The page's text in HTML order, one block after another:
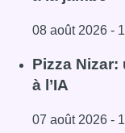
08 août 2026 -
Lire l'article
Pizza
à l’IA
07 août 2026 -